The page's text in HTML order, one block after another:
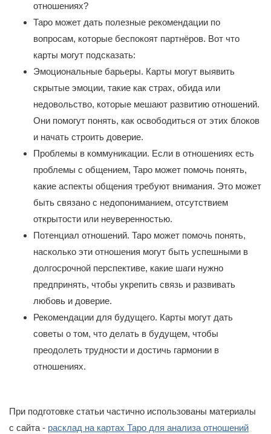
отношениях?
Таро может дать полезные рекомендации по
вопросам, которые беспокоят партнёров. Вот что
карты могут подсказать:
Эмоциональные барьеры. Карты могут выявить
скрытые эмоции, такие как страх, обида или
недовольство, которые мешают развитию отношений.
Они помогут понять, как освободиться от этих блоков
и начать строить доверие.
Проблемы в коммуникации. Если в отношениях есть
проблемы с общением, Таро может помочь понять,
какие аспекты общения требуют внимания. Это может
быть связано с недопониманием, отсутствием
открытости или неуверенностью.
Потенциал отношений. Таро может помочь понять,
насколько эти отношения могут быть успешными в
долгосрочной перспективе, какие шаги нужно
предпринять, чтобы укрепить связь и развивать
любовь и доверие.
Рекомендации для будущего. Карты могут дать
советы о том, что делать в будущем, чтобы
преодолеть трудности и достичь гармонии в
отношениях.
При подготовке статьи частично использованы материалы
с сайта - расклад на картах Таро для анализа отношений